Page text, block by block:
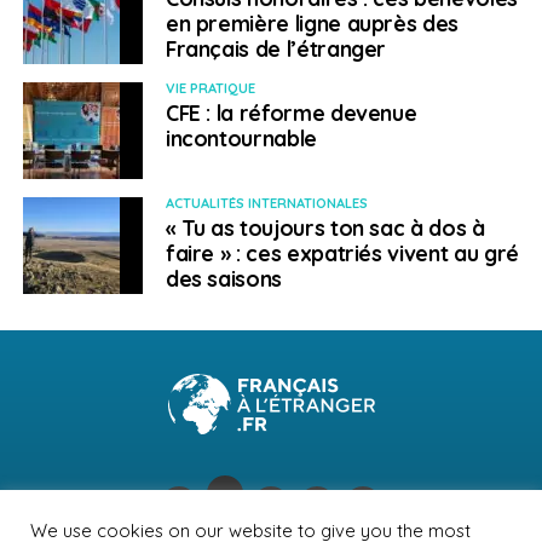
expatriés et qui sont installés ici depuis 10 ou 20 ans»
témoigne-t-elle. Mélanie Montinard souhaite
notamment défendre la mise en place d’un projet de
soutien à l’employabilité et aux initiatives
entrepreneuriales.
A SUIVRE
Les nouveaux Français de l’étranger. Sylvain
Rigollet : « Nous ne voulons pas être les oubliés
Nouveaux Français de l’étranger. Catherine Anger
: « L’expatriation apporte un regard nouveau »
Nora Litoussi
en première ligne auprès des
Français de l’étranger
VIE PRATIQUE
CFE : la réforme devenue
incontournable
ACTUALITÉS INTERNATIONALES
« Tu as toujours ton sac à dos à
faire » : ces expatriés vivent au gré
des saisons
We use cookies on our website to give you the most